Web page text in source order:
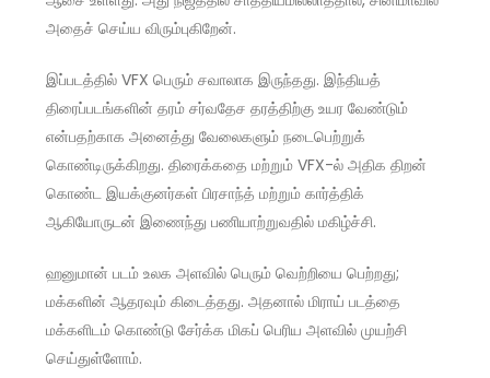
அதைச் செய்ய விரும்புகிறேன்.
இப்படத்தில் VFX பெரும் சவாலாக இருந்தது. இந்தியத்
திரைப்படங்களின் தரம் சர்வதேச தரத்திற்கு உயர வேண்டும்
என்பதற்காக அனைத்து வேலைகளும் நடைபெற்றுக்
கொண்டிருக்கிறது. திரைக்கதை மற்றும் VFX-ல் அதிக திறன்
கொண்ட இயக்குனர்கள் பிரசாந்த் மற்றும் கார்த்திக்
ஆகியோருடன் இணைந்து பணியாற்றுவதில் மகிழ்ச்சி.
ஹனுமான் படம் உலக அளவில் பெரும் வெற்றியை பெற்றது;
மக்களின் ஆதரவும் கிடைத்தது. அதனால் மிராய் படத்தை
மக்களிடம் கொண்டு சேர்க்க மிகப் பெரிய அளவில் முயற்சி
செய்துள்ளோம்.